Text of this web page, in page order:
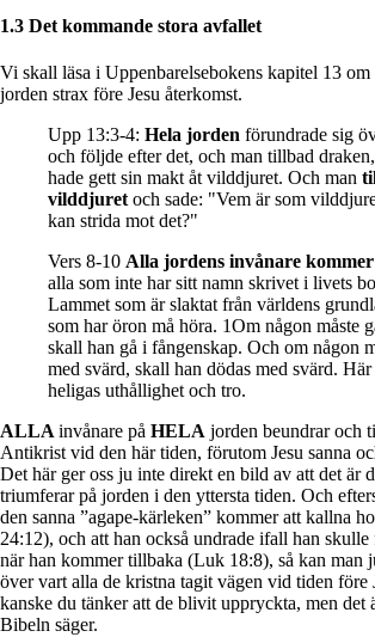
1.3 Det kommande stora avfallet
Vi skall läsa i Uppenbarelsebokens kapitel 13 om
jorden strax före Jesu återkomst.
Upp 13:3-4: Hela jorden förundrade sig
och följde efter det, och man tillbad
hade gett sin makt åt vilddjuret. Och man
vilddjuret och sade: "Vem är som
kan strida mot det?"
Vers 8-10 Alla jordens invånare
alla som inte har sitt namn skrivet i livets
Lammet som är slaktat från världens
som har öron må höra. 1Om någon måste
skall han gå i fångenskap. Och om någon
med svärd, skall han dödas med svärd.
heligas uthållighet och tro.
ALLA invånare på HELA jorden beundrar och
Antikrist vid den här tiden, förutom Jesu sanna
Det här ger oss ju inte direkt en bild av att det är
triumferar på jorden i den yttersta tiden. Och
den sanna ”agape-kärleken” kommer att kallna
24:12), och att han också undrade ifall han
när han kommer tillbaka (Luk 18:8), så kan man
över vart alla de kristna tagit vägen vid tiden före
kanske du tänker att de blivit uppryckta, men det
Bibeln säger.